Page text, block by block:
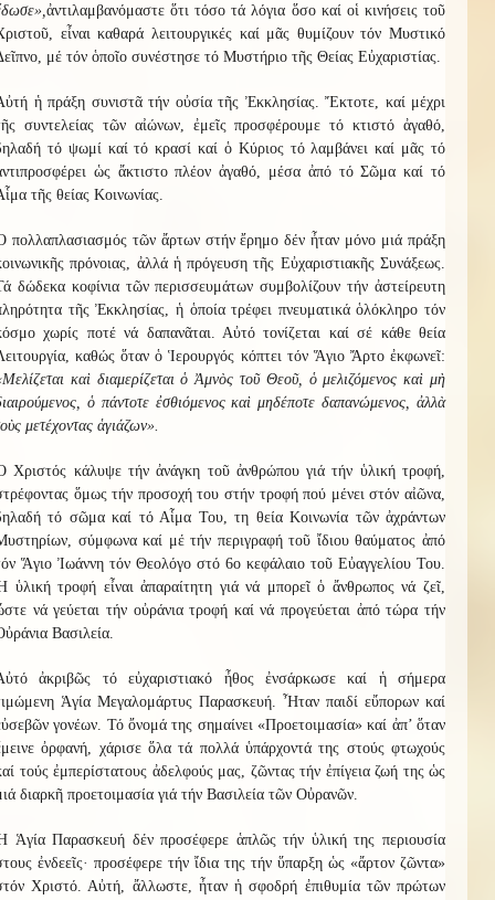
ἀντιλαμβανόμαστε ὅτι τόσο τά λόγια ὅσο καί οἱ κινήσεις τοῦ
εἶναι καθαρά λειτουργικές καί μᾶς θυμίζουν τόν Μυστικό
μέ τόν ὁποῖο συνέστησε τό Μυστήριο τῆς Θείας Εὐχαριστίας.
ἡ πράξη συνιστᾶ τήν οὐσία τῆς Ἐκκλησίας. Ἔκτοτε, καί μέχρι
συντελείας τῶν αἰώνων, ἐμεῖς προσφέρουμε τό κτιστό ἀγαθό,
τό ψωμί καί τό κρασί καί ὁ Κύριος τό λαμβάνει καί μᾶς τό
ὡς ἄκτιστο πλέον ἀγαθό, μέσα ἀπό τό Σῶμα καί τό
τῆς θείας Κοινωνίας.
πολλαπλασιασμός τῶν ἄρτων στήν ἔρημο δέν ἦταν μόνο μιά πράξη
πρόνοιας, ἀλλά ἡ πρόγευση τῆς Εὐχαριστιακῆς Συνάξεως.
δώδεκα κοφίνια τῶν περισσευμάτων συμβολίζουν τήν ἀστείρευτη
τῆς Ἐκκλησίας, ἡ ὁποία τρέφει πνευματικά ὁλόκληρο τόν
χωρίς ποτέ νά δαπανᾶται. Αὐτό τονίζεται καί σέ κάθε θεία
καθώς ὅταν ὁ Ἱερουργός κόπτει τόν Ἅγιο Ἄρτο ἐκφωνεῖ:
καὶ διαμερίζεται ὁ Ἀμνὸς τοῦ Θεοῦ, ὁ μελιζόμενος καὶ μὴ
ὁ πάντοτε ἐσθιόμενος καὶ μηδέποτε δαπανώμενος, ἀλλὰ
μετέχοντας ἁγιάζων».
Χριστός κάλυψε τήν ἀνάγκη τοῦ ἀνθρώπου γιά τήν ὑλική τροφή,
ὅμως τήν προσοχή του στήν τροφή πού μένει στόν αἰῶνα,
τό σῶμα καί τό Αἷμα Του, τη θεία Κοινωνία τῶν ἀχράντων
σύμφωνα καί μέ τήν περιγραφή τοῦ ἴδιου θαύματος ἀπό
Ἅγιο Ἰωάννη τόν Θεολόγο στό 6ο κεφάλαιο τοῦ Εὐαγγελίου Του.
ὑλική τροφή εἶναι ἀπαραίτητη γιά νά μπορεῖ ὁ ἄνθρωπος νά ζεῖ,
νά γεύεται τήν οὐράνια τροφή καί νά προγεύεται ἀπό τώρα τήν
Βασιλεία.
ἀκριβῶς τό εὐχαριστιακό ἦθος ἐνσάρκωσε καί ἡ σήμερα
Ἁγία Μεγαλομάρτυς Παρασκευή. Ἦταν παιδί εὔπορων καί
γονέων. Τό ὄνομά της σημαίνει «Προετοιμασία» καί ἀπ’ ὅταν
ὀρφανή, χάρισε ὅλα τά πολλά ὑπάρχοντά της στούς φτωχούς
τούς ἐμπερίστατους ἀδελφούς μας, ζῶντας τήν ἐπίγεια ζωή της ὡς
διαρκῆ προετοιμασία γιά τήν Βασιλεία τῶν Οὐρανῶν.
Ἁγία Παρασκευή δέν προσέφερε ἁπλῶς τήν ὑλική της περιουσία
ἐνδεεῖς· προσέφερε τήν ἴδια της τήν ὕπαρξη ὡς «ἄρτον ζῶντα»
Χριστό. Αὐτή, ἄλλωστε, ἦταν ἡ σφοδρή ἐπιθυμία τῶν πρώτων